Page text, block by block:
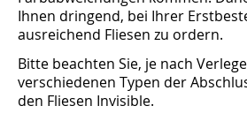
Ihnen dringend, bei Ihrer
ausreichend Fliesen zu ordern.
Bitte beachten Sie, je nach
verschiedenen Typen der
den Fliesen Invisible.